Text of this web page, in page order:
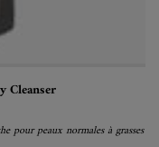
Cleanser
pour peaux normales à grasses